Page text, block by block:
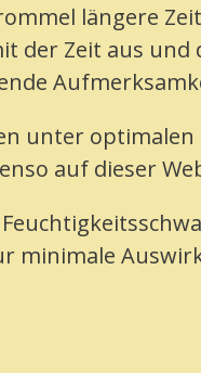
längere
der Zeit aus
unter
auf dieser
minimale